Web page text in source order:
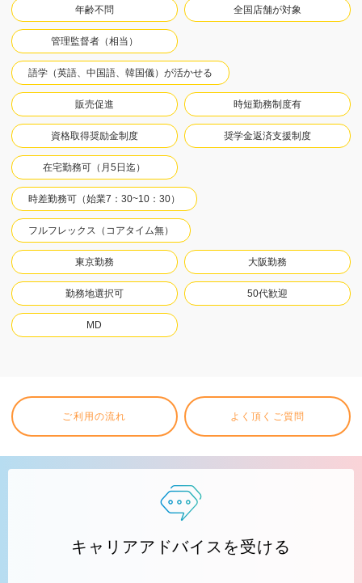
年齢不問 全国店舗が対象
管理監督者（相当）
語学（英語、中国語、韓国儀）が活かせる
販売促進 時短勤務制度有
資格取得奨励金制度 奨学金返済支援制度
在宅勤務可（月5日迄）
時差勤務可（始業7：30~10：30）
フルフレックス（コアタイム無）
東京勤務 大阪勤務
勤務地選択可 50代歓迎
MD
ご利用の流れ よく頂くご質問
キャリアアドバイスを受ける